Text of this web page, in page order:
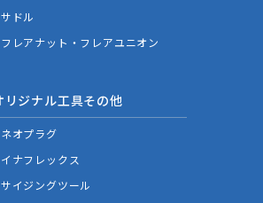
サドル
フレアナット・フレアユニオン
リジナル工具その他
ネオプラグ
イナフレックス
サイジングツール